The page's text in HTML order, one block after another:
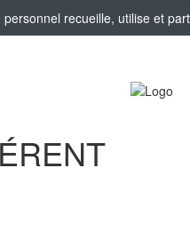
recueille, utilise et